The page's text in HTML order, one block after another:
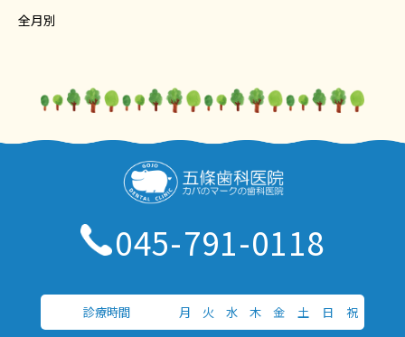
全月別
045-791-0118
診療時間 月 火 水 木 金 土 日 祝